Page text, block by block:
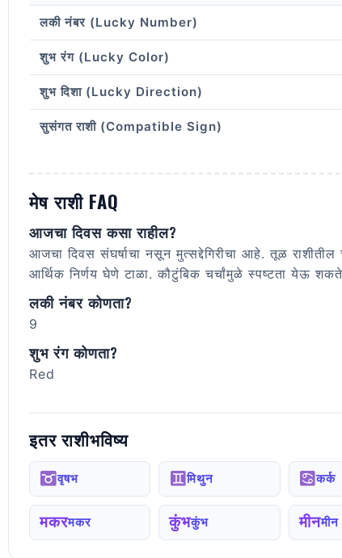
लकी नंबर (Lucky Number)
शुभ रंग (Lucky Color)
शुभ दिशा (Lucky Direction)
सुसंगत राशी (Compatible Sign)
मेष राशी FAQ
आजचा दिवस कसा राहील?
आजचा दिवस संघर्षाचा नसून मुत्सद्देगिरीचा आहे. तूळ
आर्थिक निर्णय घेणे टाळा. कौटुंबिक चर्चांमुळे स्पष्टता येऊ शकते.
लकी नंबर कोणता?
9
शुभ रंग कोणता?
Red
इतर राशीभविष्य
वृषभ मिथुन कर्क
मकरमकर कुंभकुंभ मीनमीन